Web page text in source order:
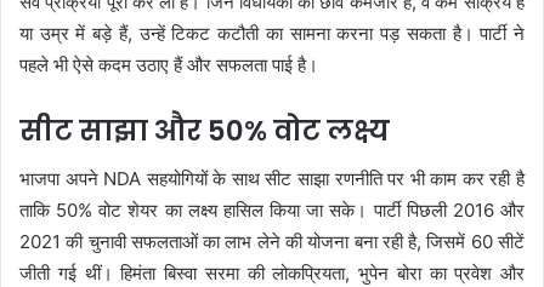
या उम्र में बड़े हैं, उन्हें टिकट कटौती का सामना करना पड़ सकता है। पार्टी ने
पहले भी ऐसे कदम उठाए हैं और सफलता पाई है।
सीट साझा और 50% वोट लक्ष्य
भाजपा अपने NDA सहयोगियों के साथ सीट साझा रणनीति पर भी काम कर रही है
ताकि 50% वोट शेयर का लक्ष्य हासिल किया जा सके। पार्टी पिछली 2016 और
2021 की चुनावी सफलताओं का लाभ लेने की योजना बना रही है, जिसमें 60 सीटें
जीती गई थीं। हिमंता बिस्वा सरमा की लोकप्रियता, भुपेन बोरा का प्रवेश और